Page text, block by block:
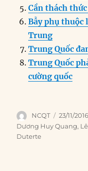
Cần thách
Bẫy phụ thuộc
Trung
Trung Quốc
Trung Quốc
cường quốc
Author
NCQT
Posted
on
23/11/2016
Dương Huy Quang,
Duterte